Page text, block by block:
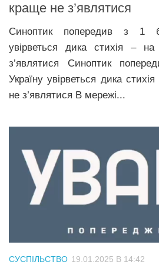
Світ
Цікаво
Наука
Історії
Здоров’я
Події
Кримінал
краще не з’являтися
Синоптик попередив з 1
увірветься дика стихія –
з’являтися Синоптик
Україну увірветься дика
не з’являтися В мережі...
СУСПІЛЬСТВО 19.01.2025 В 14:42